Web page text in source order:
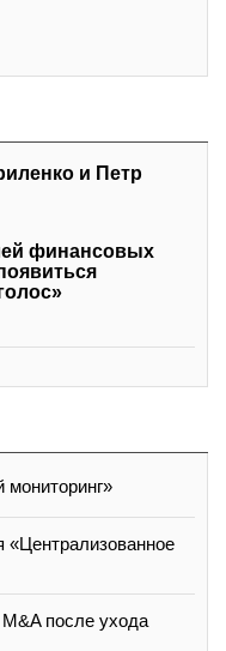
и Петр
финансовых
«Централизованное
после ухода